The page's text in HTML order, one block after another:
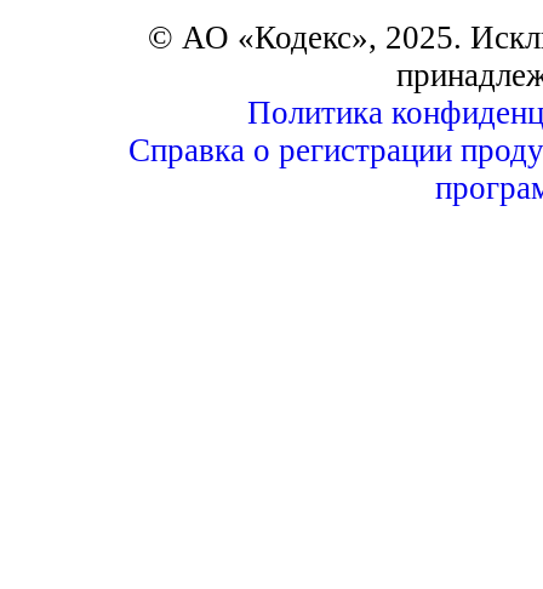
© АО «Кодекс», 2025.
Политика
Справка о регистрации